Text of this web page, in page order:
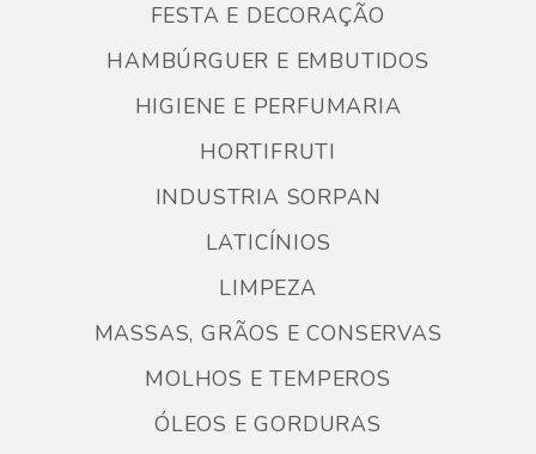
FESTA E DECORAÇÃO
HAMBÚRGUER E EMBUTIDOS
HIGIENE E PERFUMARIA
HORTIFRUTI
INDUSTRIA SORPAN
LATICÍNIOS
LIMPEZA
MASSAS, GRÃOS E CONSERVAS
MOLHOS E TEMPEROS
ÓLEOS E GORDURAS